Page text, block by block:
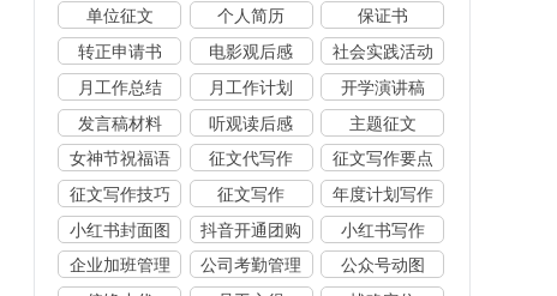
单位征文
个人简历
保证书
转正申请书
电影观后感
社会实践活动
月工作总结
月工作计划
开学演讲稿
发言稿材料
听观读后感
主题征文
女神节祝福语
征文代写作
征文写作要点
征文写作技巧
征文写作
年度计划写作
小红书封面图
抖音开通团购
小红书写作
企业加班管理
公司考勤管理
公众号动图